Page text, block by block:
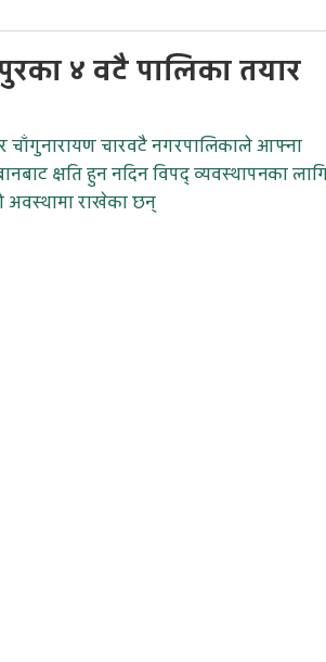
४ वटै पालिका तयार
र चाँगुनारायण चारवटै नगरपालिकाले आफ्ना
क्षति हुन नदिन विपद् व्यवस्थापनका
अवस्थामा राखेका छन्